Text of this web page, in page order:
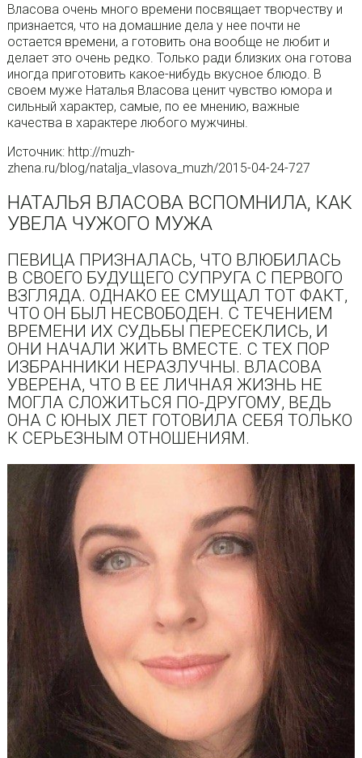
Власова очень много времени посвящает творчеству и
признается, что на домашние дела у нее почти не
остается времени, а готовить она вообще не любит и
делает это очень редко. Только ради близких она готова
иногда приготовить какое-нибудь вкусное блюдо. В
своем муже Наталья Власова ценит чувство юмора и
сильный характер, самые, по ее мнению, важные
качества в характере любого мужчины.
Источник: http://muzh-
zhena.ru/blog/natalja_vlasova_muzh/2015-04-24-727
НАТАЛЬЯ ВЛАСОВА ВСПОМНИЛА, КАК
УВЕЛА ЧУЖОГО МУЖА
ПЕВИЦА ПРИЗНАЛАСЬ, ЧТО ВЛЮБИЛАСЬ
В СВОЕГО БУДУЩЕГО СУПРУГА С ПЕРВОГО
ВЗГЛЯДА. ОДНАКО ЕЕ СМУЩАЛ ТОТ ФАКТ,
ЧТО ОН БЫЛ НЕСВОБОДЕН. С ТЕЧЕНИЕМ
ВРЕМЕНИ ИХ СУДЬБЫ ПЕРЕСЕКЛИСЬ, И
ОНИ НАЧАЛИ ЖИТЬ ВМЕСТЕ. С ТЕХ ПОР
ИЗБРАННИКИ НЕРАЗЛУЧНЫ. ВЛАСОВА
УВЕРЕНА, ЧТО В ЕЕ ЛИЧНАЯ ЖИЗНЬ НЕ
МОГЛА СЛОЖИТЬСЯ ПО-ДРУГОМУ, ВЕДЬ
ОНА С ЮНЫХ ЛЕТ ГОТОВИЛА СЕБЯ ТОЛЬКО
К СЕРЬЕЗНЫМ ОТНОШЕНИЯМ.